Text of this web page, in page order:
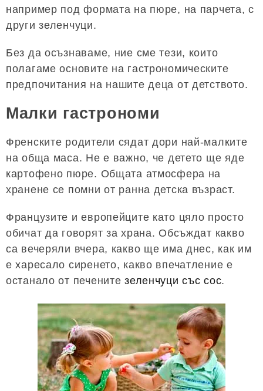
например под формата на пюре, на парчета, с
други зеленчуци.
Без да осъзнаваме, ние сме тези, които
полагаме основите на гастрономическите
предпочитания на нашите деца от детството.
Малки гастрономи
Френските родители сядат дори най-малките
на обща маса. Не е важно, че детето ще яде
картофено пюре. Общата атмосфера на
хранене се помни от ранна детска възраст.
Французите и европейците като цяло просто
обичат да говорят за храна. Обсъждат какво
са вечеряли вчера, какво ще има днес, как им
е харесало сиренето, какво впечатление е
останало от печенитезеленчуци със сос.